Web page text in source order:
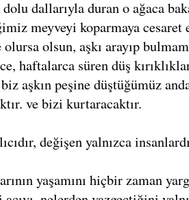
dolu dallarıyla duran o ağaca
meyveyi koparmaya cesaret
olursa olsun, aşkı arayıp
haftalarca süren düş
aşkın peşine düştüğümüz
ve bizi kurtaracaktır.
değişen yalnızca
yaşamını hiçbir zaman